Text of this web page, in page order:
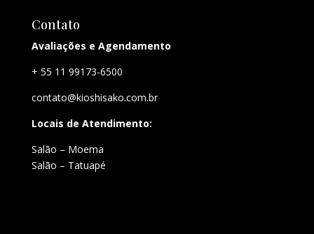
Contato
Avaliações e Agendamento
+ 55 11 99173-6500
contato@kioshisako.com.br
Locais de Atendimento:
Salão – Moema
Salão – Tatuapé